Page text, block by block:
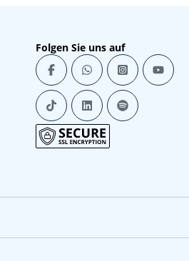
Folgen Sie uns auf